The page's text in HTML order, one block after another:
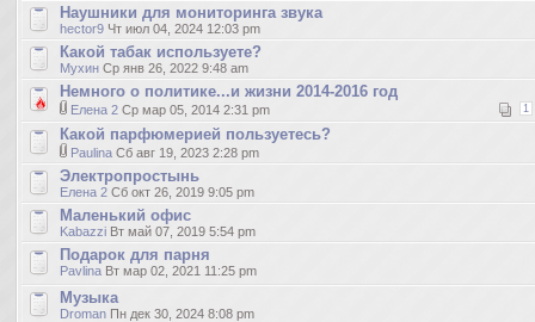
Наушники для мониторинга звука
hector9 Чт июл 04, 2024 12:03 pm
Какой табак используете?
Мухин Ср янв 26, 2022 9:48 am
Немного о политике...и жизни 2014-2016 год
1
Елена 2 Ср мар 05, 2014 2:31 pm
Какой парфюмерией пользуетесь?
Paulina Сб авг 19, 2023 2:28 pm
Электропростынь
Елена 2 Сб окт 26, 2019 9:05 pm
Маленький офис
Kabazzi Вт май 07, 2019 5:54 pm
Подарок для парня
Pavlina Вт мар 02, 2021 11:25 pm
Музыка
Droman Пн дек 30, 2024 8:08 pm